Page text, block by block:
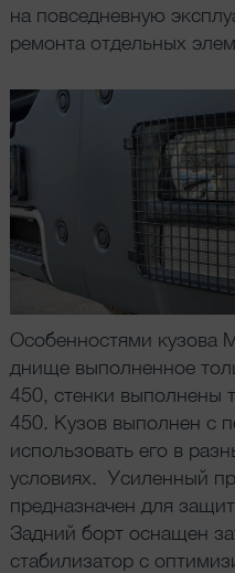
на повседневную
ремонта отдельных
Особенностями кузова
днище выполненное
450, стенки выполнены
450. Кузов выполнен с
использовать его в
условиях. Усиленный
предназначен для
Задний борт оснащен
стабилизатор с